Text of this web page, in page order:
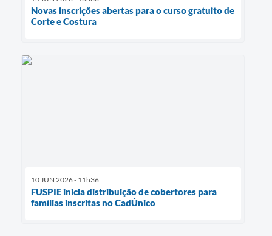
Novas inscrições abertas para o curso gratuito de
Corte e Costura
10 JUN 2026 - 11h36
FUSPIE inicia distribuição de cobertores para
famílias inscritas no CadÚnico